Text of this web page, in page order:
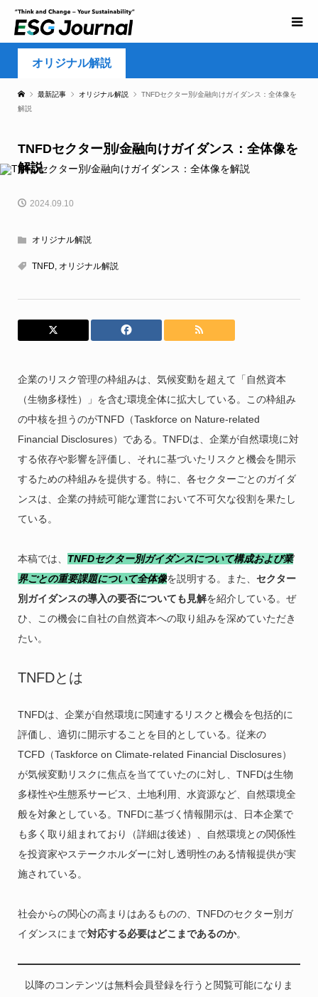
オリジナル解説
最新記事 オリジナル解説
TNFDセクター別/金融向けガイダンス：全体像を
解説
TNFDセクター別/金融向けガイダンス：全体像を
解説
2024.09.10
オリジナル解説
TNFD, オリジナル解説
企業のリスク管理の枠組みは、気候変動を超えて「自然資本
（生物多様性）」を含む環境全体に拡大している。この枠組み
の中核を担うのがTNFD（Taskforce on Nature-related
Financial Disclosures）である。TNFDは、企業が自然環境に対
する依存や影響を評価し、それに基づいたリスクと機会を開示
するための枠組みを提供する。特に、各セクターごとのガイダ
ンスは、企業の持続可能な運営において不可欠な役割を果たし
ている。
本稿では、 TNFDセクター別ガイダンスについて構成および業
界ごとの重要課題について全体像を説明する。また、 セクター
別ガイダンスの導入の要否についても見解を紹介している。ぜ
ひ、この機会に自社の自然資本への取り組みを深めていただき
たい。
TNFDとは
TNFDは、企業が自然環境に関連するリスクと機会を包括的に
評価し、適切に開示することを目的としている。従来の
TCFD（Taskforce on Climate-related Financial Disclosures）
が気候変動リスクに焦点を当てていたのに対し、TNFDは生物
多様性や生態系サービス、土地利用、水資源など、自然環境全
般を対象としている。TNFDに基づく情報開示は、日本企業で
も多く取り組まれており（詳細は後述）、自然環境との関係性
を投資家やステークホルダーに対し透明性のある情報提供が実
施されている。
社会からの関心の高まりはあるものの、TNFDのセクター別ガ
イダンスにまで対応する必要はどこまであるのか。
以降のコンテンツは無料会員登録を行うと閲覧可能になりま